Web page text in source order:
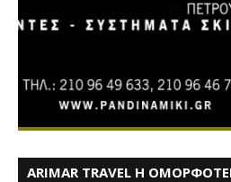
ARIMAR TRAVEL Η